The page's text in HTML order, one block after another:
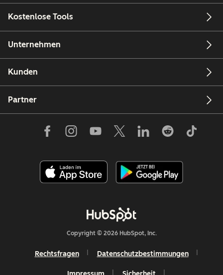
Kostenlose Tools
Unternehmen
Kunden
Partner
Copyright © 2026 HubSpot, Inc.
Rechtsfragen Datenschutzbestimmungen